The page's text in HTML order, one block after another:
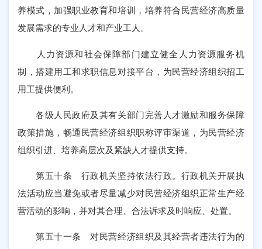
养模式，加强职业教育和培训，培养符合民营经济高质量
发展需求的专业人才和产业工人。
人力资源和社会保障部门建立健全人力资源服务机
制，搭建用工和求职信息对接平台，为民营经济组织招工
用工提供便利。
各级人民政府及其有关部门完善人才激励和服务保障
政策措施，畅通民营经济组织职称评审渠道，为民营经济
组织引进、培养高层次及紧缺人才提供支持。
第五十条 行政机关坚持依法行政。行政机关开展执
法活动应当避免或者尽量减少对民营经济组织正常生产经
营活动的影响，并对其合理、合法诉求及时响应、处置。
第五十一条 对民营经济组织及其经营者违法行为的